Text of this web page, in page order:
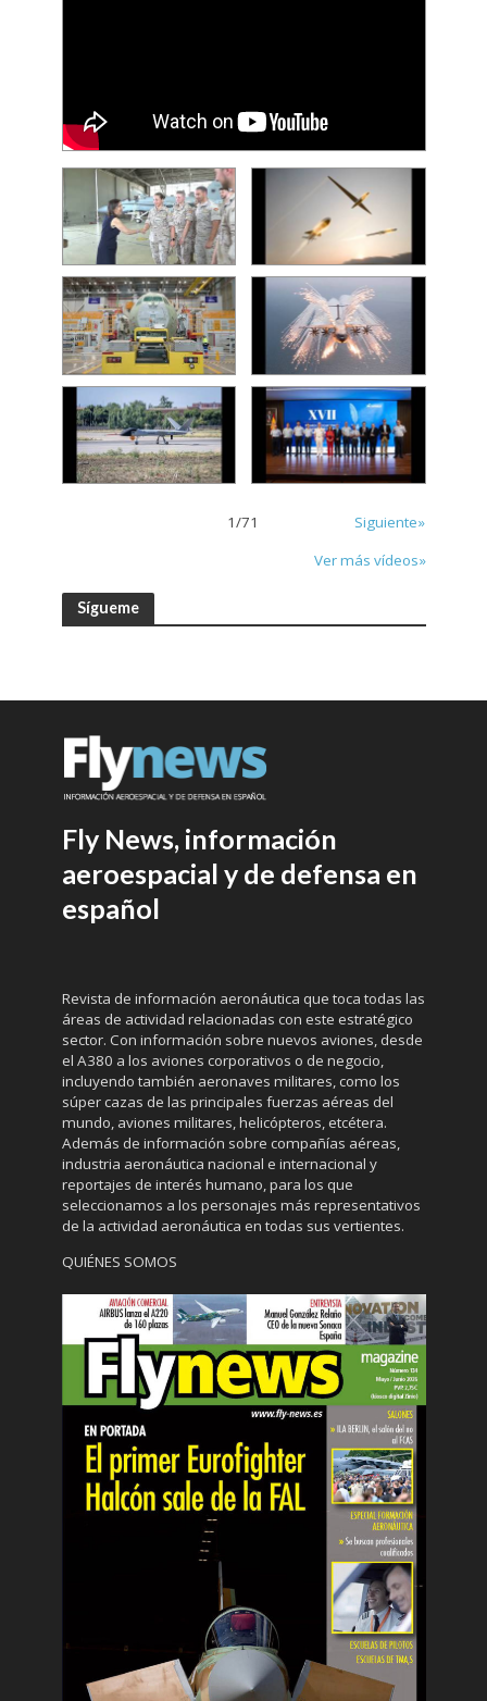
1/71
Siguiente»
Ver más vídeos»
Sígueme
Fly News, información
aeroespacial y de defensa en
español
Revista de información aeronáutica que toca todas las
áreas de actividad relacionadas con este estratégico
sector. Con información sobre nuevos aviones, desde
el A380 a los aviones corporativos o de negocio,
incluyendo también aeronaves militares, como los
súper cazas de las principales fuerzas aéreas del
mundo, aviones militares, helicópteros, etcétera.
Además de información sobre compañías aéreas,
industria aeronáutica nacional e internacional y
reportajes de interés humano, para los que
seleccionamos a los personajes más representativos
de la actividad aeronáutica en todas sus vertientes.
QUIÉNES SOMOS